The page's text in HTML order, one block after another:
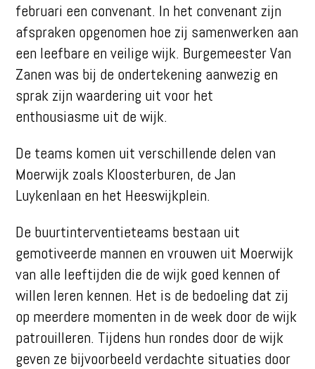
februari een convenant. In het convenant zijn
afspraken opgenomen hoe zij samenwerken aan
een leefbare en veilige wijk. Burgemeester Van
Zanen was bij de ondertekening aanwezig en
sprak zijn waardering uit voor het
enthousiasme uit de wijk.
De teams komen uit verschillende delen van
Moerwijk zoals Kloosterburen, de Jan
Luykenlaan en het Heeswijkplein.
De buurtinterventieteams bestaan uit
gemotiveerde mannen en vrouwen uit Moerwijk
van alle leeftijden die de wijk goed kennen of
willen leren kennen. Het is de bedoeling dat zij
op meerdere momenten in de week door de wijk
patrouilleren. Tijdens hun rondes door de wijk
geven ze bijvoorbeeld verdachte situaties door